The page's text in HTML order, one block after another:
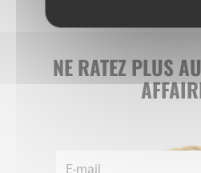
NE RATEZ PLUS